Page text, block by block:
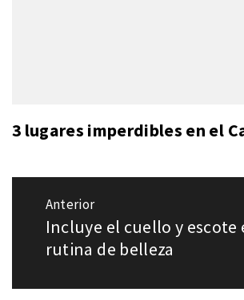
3 lugares imperdibles en el
Navegación
entradas
Anterior
Entrada
anterior:
Incluye el cuello y escote
rutina de belleza